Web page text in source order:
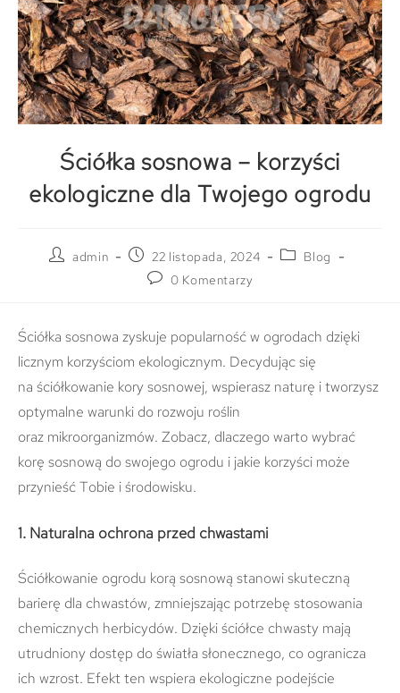
Ściółka sosnowa – korzyści
ekologiczne dla Twojego ogrodu
admin 22 listopada, 2024
Blog
0 Komentarzy
Ściółka sosnowa zyskuje popularność w ogrodach dzięki
licznym korzyściom ekologicznym. Decydując się
na ściółkowanie kory sosnowej, wspierasz naturę i tworzysz
optymalne warunki do rozwoju roślin
oraz mikroorganizmów. Zobacz, dlaczego warto wybrać
korę sosnową do swojego ogrodu i jakie korzyści może
przynieść Tobie i środowisku.
1. Naturalna ochrona przed chwastami
Ściółkowanie ogrodu korą sosnową stanowi skuteczną
barierę dla chwastów, zmniejszając potrzebę stosowania
chemicznych herbicydów. Dzięki ściółce chwasty mają
utrudniony dostęp do światła słonecznego, co ogranicza
ich wzrost. Efekt ten wspiera ekologiczne podejście